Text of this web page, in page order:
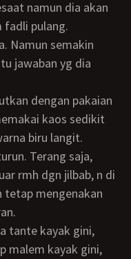
namun dia akan
fadli pulang.
Namun semakin
jawaban yg dia
kaos sedikit
biru langit.
Terang saja,
rmh dgn jilbab, n di
tetap mengenakan
malem kayak gini,